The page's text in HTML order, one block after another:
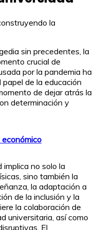
la
sin precedentes, la
crucial de
por la pandemia ha
de la educación
de dejar atrás la
determinación y
implica no solo la
sino también la
la adaptación a
de la inclusión y la
la colaboración de
universitaria, así como
El